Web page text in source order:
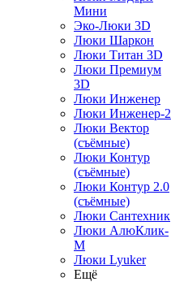
Мини
Эко-Люки 3D
Люки Шаркон
Люки Титан 3D
Люки Премиум
3D
Люки Инженер
Люки Инженер-2
Люки Вектор
(съёмные)
Люки Контур
(съёмные)
Люки Контур 2.0
(съёмные)
Люки Сантехник
Люки АлюКлик-
М
Люки Lyuker
Ещё